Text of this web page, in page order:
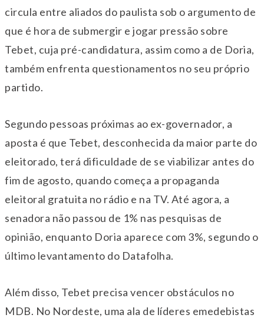
circula entre aliados do paulista sob o argumento de
que é hora de submergir e jogar pressão sobre
Tebet, cuja pré-candidatura, assim como a de Doria,
também enfrenta questionamentos no seu próprio
partido.
Segundo pessoas próximas ao ex-governador, a
aposta é que Tebet, desconhecida da maior parte do
eleitorado, terá dificuldade de se viabilizar antes do
fim de agosto, quando começa a propaganda
eleitoral gratuita no rádio e na TV. Até agora, a
senadora não passou de 1% nas pesquisas de
opinião, enquanto Doria aparece com 3%, segundo o
último levantamento do Datafolha.
Além disso, Tebet precisa vencer obstáculos no
MDB. No Nordeste, uma ala de líderes emedebistas